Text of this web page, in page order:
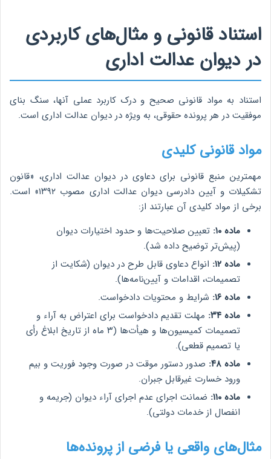
استناد قانونی و مثال‌های کاربردی
در دیوان عدالت اداری
استناد به مواد قانونی صحیح و درک کاربرد عملی آنها، سنگ بنای
موفقیت در هر پرونده حقوقی، به ویژه در دیوان عدالت اداری است.
مواد قانونی کلیدی
مهمترین منبع قانونی برای دعاوی در دیوان عدالت اداری، «قانون
تشکیلات و آیین دادرسی دیوان عدالت اداری مصوب ۱۳۹۲» است.
برخی از مواد کلیدی آن عبارتند از:
ماده ۱۰:
تعیین صلاحیت‌ها و حدود اختیارات دیوان
(پیش‌تر توضیح داده شد).
ماده ۱۲:
انواع دعاوی قابل طرح در دیوان (شکایت از
تصمیمات، اقدامات و آیین‌نامه‌ها).
ماده ۱۶:
شرایط و محتویات دادخواست.
ماده ۳۴:
مهلت تقدیم دادخواست برای اعتراض به آراء و
تصمیمات کمیسیون‌ها و هیأت‌ها (۳ ماه از تاریخ ابلاغ رأی
یا تصمیم قطعی).
ماده ۴۸:
صدور دستور موقت در صورت وجود فوریت و بیم
ورود خسارت غیرقابل جبران.
ماده ۱۱۰:
ضمانت اجرای عدم اجرای آراء دیوان (جریمه و
انفصال از خدمات دولتی).
مثال‌های واقعی یا فرضی از پرونده‌ها